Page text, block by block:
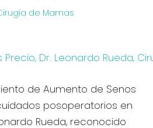
de Mamas
de Aumento de Senos
posoperatorios en
Rueda, reconocido